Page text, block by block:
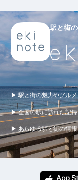
駅と街
▶ 駅と街の魅力やグル
▶ 全国の駅に訪れた記録
▶ あらゆる駅と街の情